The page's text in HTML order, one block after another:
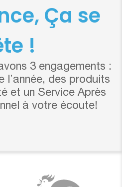
Ça se
!
3 engagements :
l’année, des produits
et un Service Après
à votre écoute!